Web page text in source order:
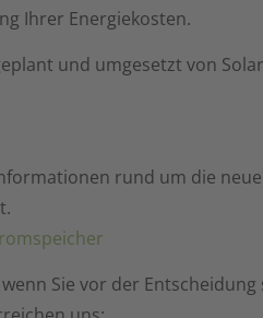
Ihrer Energiekosten.
und umgesetzt von
rund um die
Sie vor der Entscheidung